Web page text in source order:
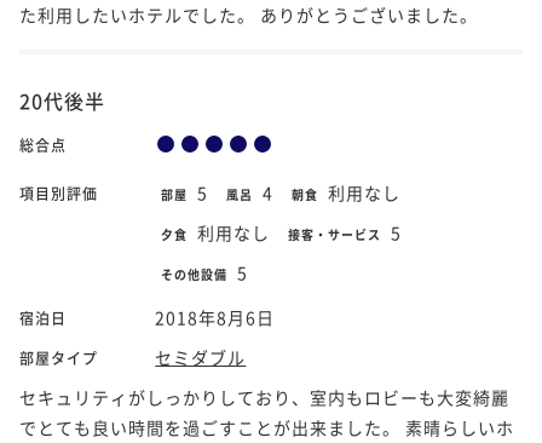
た利用したいホテルでした。 ありがとうございました。
20代後半
総合点
項目別評価 部屋 5 風呂 4 朝食 利用なし
夕食 利用なし 接客・サービス 5
その他設備 5
宿泊日 2018年8月6日
部屋タイプ
セミダブル
セキュリティがしっかりしており、室内もロビーも大変綺麗
でとても良い時間を過ごすことが出来ました。 素晴らしいホ